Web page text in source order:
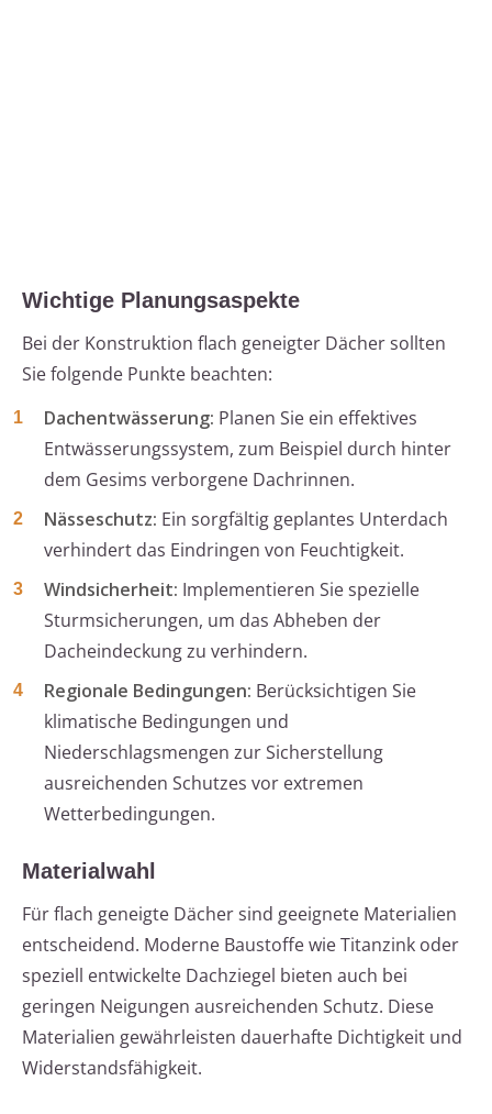
Wichtige Planungsaspekte
Bei der Konstruktion flach geneigter Dächer sollten
Sie folgende Punkte beachten:
Dachentwässerung: Planen Sie ein effektives
Entwässerungssystem, zum Beispiel durch hinter
dem Gesims verborgene Dachrinnen.
Nässeschutz: Ein sorgfältig geplantes Unterdach
verhindert das Eindringen von Feuchtigkeit.
Windsicherheit: Implementieren Sie spezielle
Sturmsicherungen, um das Abheben der
Dacheindeckung zu verhindern.
Regionale Bedingungen: Berücksichtigen Sie
klimatische Bedingungen und
Niederschlagsmengen zur Sicherstellung
ausreichenden Schutzes vor extremen
Wetterbedingungen.
Materialwahl
Für flach geneigte Dächer sind geeignete Materialien
entscheidend. Moderne Baustoffe wie Titanzink oder
speziell entwickelte Dachziegel bieten auch bei
geringen Neigungen ausreichenden Schutz. Diese
Materialien gewährleisten dauerhafte Dichtigkeit und
Widerstandsfähigkeit.